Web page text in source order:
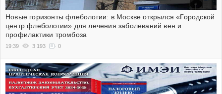
Новые горизонты флебологии: в Москве открылся «Городской
центр флебологии» для лечения заболеваний вен и
профилактики тромбоза
19:39 3 193 0